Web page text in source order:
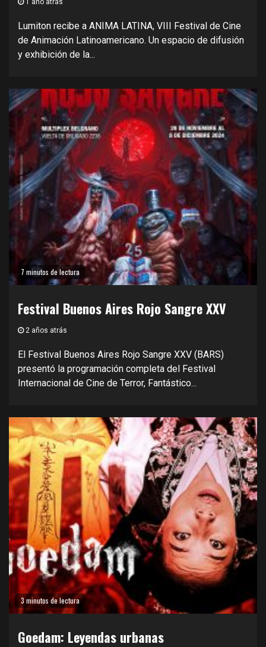
1 año atrás
Lumiton recibe a ANIMA LATINA, VIII Festival de Cine
de Animación Latinoamericano. Un espacio de difusión
y exhibición de la...
7 minutos de lectura
Festival Buenos Aires Rojo Sangre XXV
2 años atrás
El Festival Buenos Aires Rojo Sangre XXV (BARS)
presentó la programación completa del Festival
Internacional de Cine de Terror, Fantástico...
3 minutos de lectura
Goedam: Leyendas urbanas